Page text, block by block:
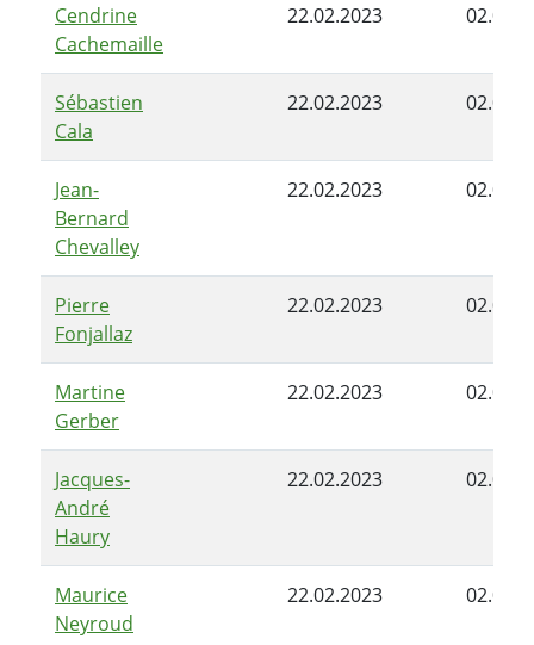
Cendrine
Cachemaille
22.02.2023
Sébastien
Cala
22.02.2023
Jean-
Bernard
Chevalley
22.02.2023
Pierre
Fonjallaz
22.02.2023
Martine
Gerber
22.02.2023
Jacques-
André
Haury
22.02.2023
Maurice
Neyroud
22.02.2023